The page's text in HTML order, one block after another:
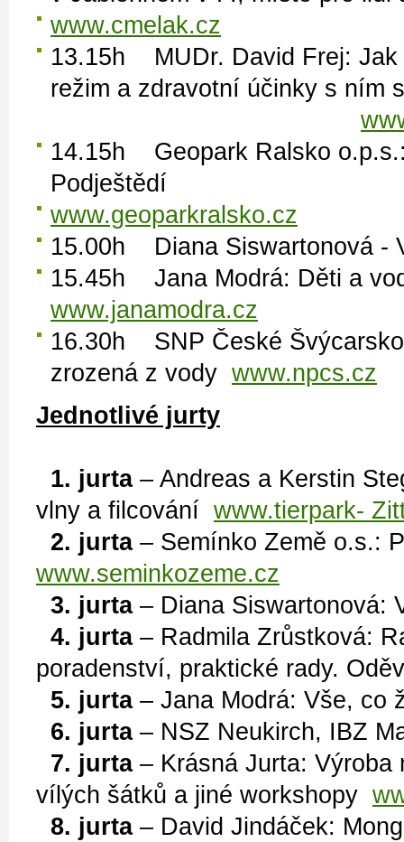
www.cmelak.cz
13.15h MUDr. David Frej: Jak
režim a
14.15h Geopark Ralsko
Podještědí
www.geoparkralsko.cz
15.00h Diana Siswartonová -
15.45h Jana Modrá: Děti a
www.janamodra.cz
16.30h SNP České
zrozená z vody www.npcs.cz
Jednotlivé jurty
1. jurta– Andreas a Kerstin
vlny a filcování www.tierpark-
2. jurta– Semínko Země
www.seminkozeme.cz
3. jurta– Diana Siswartonová:
4. jurta– Radmila Zrůstková:
poradenství, praktické rady.
5. jurta– Jana Modrá: Vše,
6. jurta– NSZ Neukirch, IBZ
7. jurta– Krásná Jurta: Výroba
vílých šátků a jiné workshopy
8. jurta– David Jindáček: